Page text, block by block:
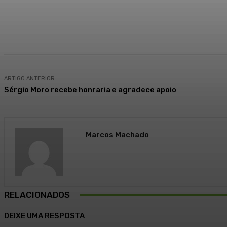
ARTIGO ANTERIOR
Sérgio Moro recebe honraria e agradece apoio
Marcos Machado
RELACIONADOS
DEIXE UMA RESPOSTA